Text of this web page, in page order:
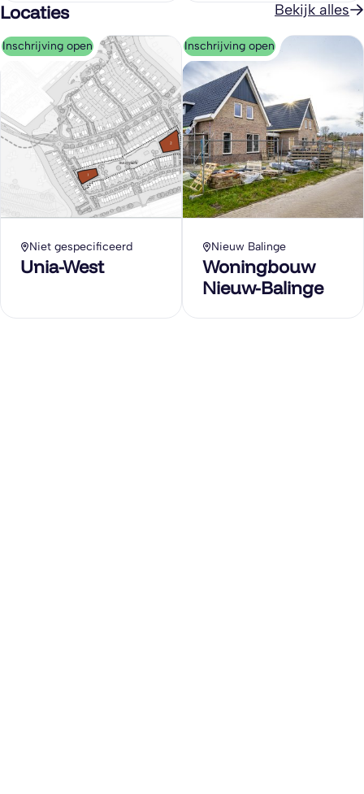
Locaties Bekijk alles
Inschrijving open
Niet gespecificeerd
Unia-West
Inschrijving open
Nieuw Balinge
Woningbouw
Nieuw-Balinge